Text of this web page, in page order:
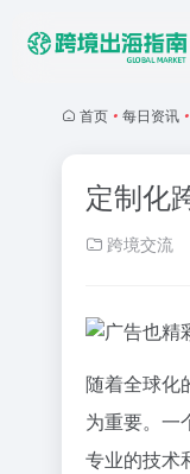
首页 • 每日资讯 •
定制化
跨境交流
随着全球化
为重要。一
专业的技术